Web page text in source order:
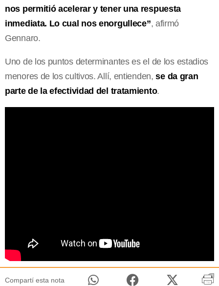
nos permitió acelerar y tener una respuesta
inmediata. Lo cual nos enorgullece”, afirmó
Gennaro.
Uno de los puntos determinantes es el de los estadios
menores de los cultivos. Allí, entienden,se da gran
parte de la efectividad del tratamiento.
Compartí esta nota